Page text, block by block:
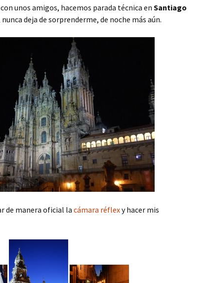
unos amigos, hacemos parada técnica en Santiago
deja de sorprenderme, de noche más aún.
de manera oficial lacámara réflexy hacer mis